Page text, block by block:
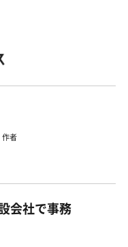
作者
会社で事務